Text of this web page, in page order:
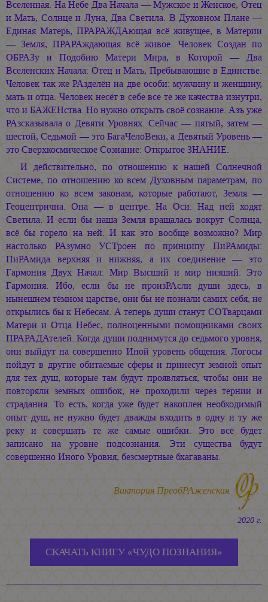
Вселенная. На Небе Два Начала — Мужское и Женское, Отец
и Мать, Солнце и Луна, Два Светила. В Духовном Плане —
Единая Матерь, ПРАРАЖДАющая всё живущее, в Материи
— Земля, ПРАРАждающая всё живое. Человек Создан по
ОБРАЗу и Подобию Матери Мира, в Которой — Два
Вселенских Начала: Отец и Мать, Пребывающие в Единстве.
Человек так же РАзделён на две особи: мужчину и женщину,
мать и отца. Человек несёт в себе все те же качества изнутри,
что и БАЖЕНства. Но нужно открыть своё сознание. Азъ уже
РАзсказывала о Девяти Уровнях. Сейчас — пятый, затем —
шестой, Седьмой — это БагаЧелоВеки, а Девятый Уровень —
это Сверхкосмическое Сознание: Открытое ЗНАНИЕ.
И действительно, по отношению к нашей Солнечной
Системе, по отношению ко всем Духовным параметрам, по
отношению ко всем законам, которые работают, Земля —
Геоцентрична. Она — в центре. На Оси. Над ней ходят
Светила. И если бы наша Земля вращалась вокруг Солнца,
всё бы горело на ней. И как это вообще возможно? Мир
настолько РАзумно УСТроен по принципу ПиРАмиды:
ПиРАмида верхняя и нижняя, а их соединение — это
Гармония Двух Начал: Мир Высший и мир низший. Это
Гармония. Ибо, если бы не произРАсли души здесь, в
нынешнем тёмном царстве, они бы не познали самих себя, не
открылись бы к Небесам. А теперь души станут СОТварцами
Матери и Отца Небес, полноценными помощниками своих
ПРАРАДАтелей. Когда души поднимутся до седьмого уровня,
они выйдут на совершенно Иной уровень общения. Логосы
пойдут в другие обитаемые сферы и принесут земной опыт
для тех душ, которые там будут проявляться, чтобы они не
повторяли земных ошибок, не проходили через тернии и
страдания. То есть, когда уже будет накоплен необходимый
опыт душ, не нужно будет дважды входить в одну и ту же
реку и совершать те же самые ошибки. Это всё будет
записано на уровне подсознания. Эти существа будут
совершенно Иного Уровня, безсмертные бхагаваны.
Виктория ПреобРАженская
2020 г.
СКАЧАТЬ КНИГУ «ЧУДО ПОЗНАНИЯ»